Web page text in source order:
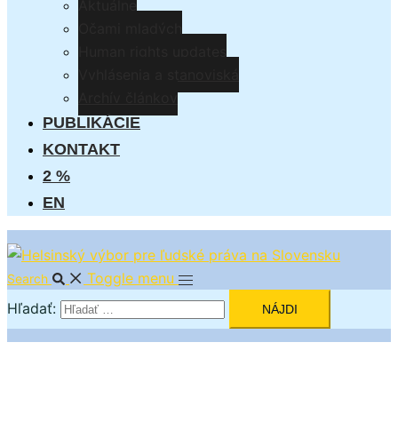
PUBLIKÁCIE
KONTAKT
2 %
EN
Search
Toggle menu
Hľadať: